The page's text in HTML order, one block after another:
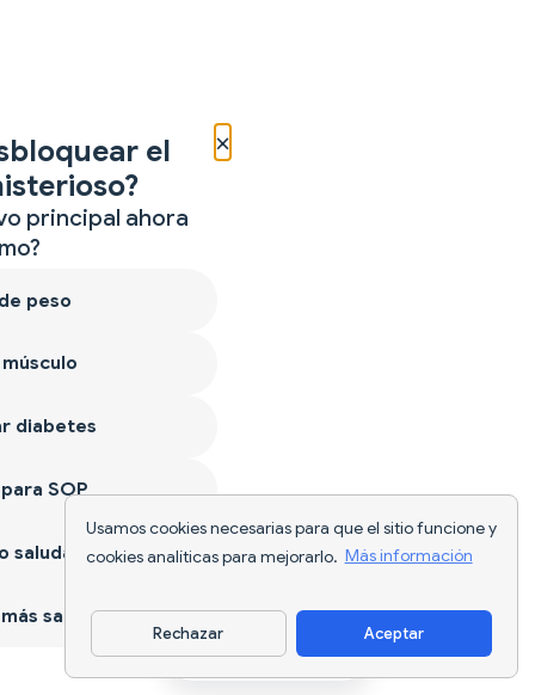
Usamos cookies necesarias para que el sitio funcione y
cookies analíticas para mejorarlo. Más información
Rechazar Aceptar
Descargar app
×
el
principal ahora
peso
diabetes
SOP
saludable
sano